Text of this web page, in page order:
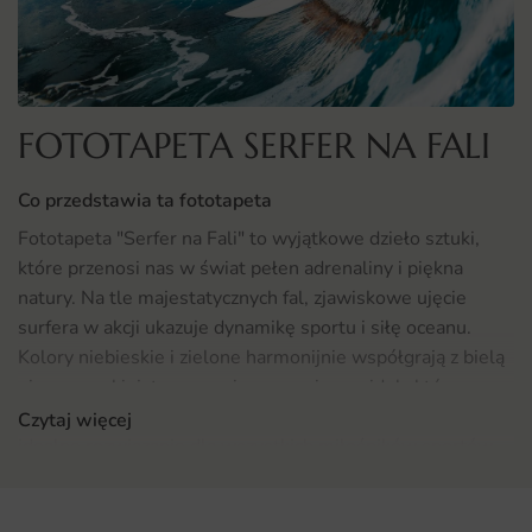
FOTOTAPETA SERFER NA FALI
Co przedstawia ta fototapeta
Fototapeta "Serfer na Fali" to wyjątkowe dzieło sztuki,
które przenosi nas w świat pełen adrenaliny i piękna
natury. Na tle majestatycznych fal, zjawiskowe ujęcie
surfera w akcji ukazuje dynamikę sportu i siłę oceanu.
Kolory niebieskie i zielone harmonijnie współgrają z bielą
doskonale oddaje atmosferę wolności i przygody. To
Czytaj więcej